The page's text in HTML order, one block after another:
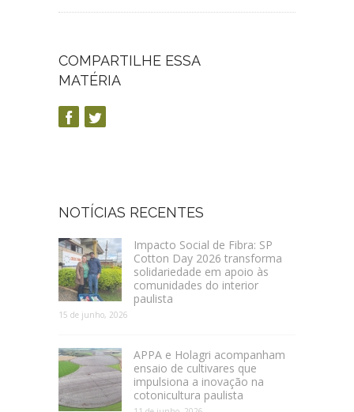
COMPARTILHE ESSA
MATÉRIA
NOTÍCIAS RECENTES
Impacto Social de Fibra: SP
Cotton Day 2026 transforma
solidariedade em apoio às
comunidades do interior
paulista
15 de junho, 2026
APPA e Holagri acompanham
ensaio de cultivares que
impulsiona a inovação na
cotonicultura paulista